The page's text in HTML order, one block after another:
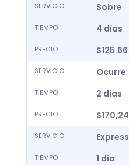
SERVICIO Sobre
TIEMPO 4 días
PRECIO $125.66
SERVICIO Ocurre
TIEMPO 2 días
PRECIO $170,24
SERVICIO Express
TIEMPO 1 día